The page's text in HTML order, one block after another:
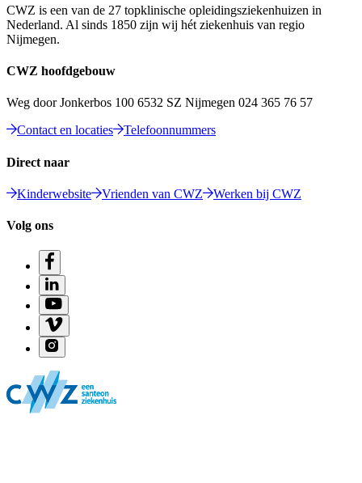
CWZ is een van de 27 topklinische opleidingsziekenhuizen in
Nederland. Al sinds 1850 zijn wij hét ziekenhuis van regio
Nijmegen.
CWZ hoofdgebouw
Weg door Jonkerbos 100 6532 SZ Nijmegen 024 365 76 57
Contact en locaties
Telefoonnummers
Direct naar
Kinderwebsite Vrienden van CWZ Werken bij CWZ
Volg ons